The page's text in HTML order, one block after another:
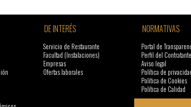
DE INTERÉS
Servicio de Restaurante
Facultad (Instalaciones)
Empresas
Ofertas laborales
NORMATIVAS
Portal de
Perfil del Contratante
Aviso legal
Política de
Política de Cookies
Política de Calidad